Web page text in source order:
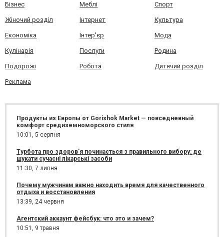
Бізнес Меблі Спорт
Жіночий розділ Інтернет Культура
Економіка Інтер'єр Мода
Кулінарія Послуги Родина
Подорожі Робота Дитячий розділ
Реклама
Продукты из Европы от Gorishok Market — повседневный
комфорт средиземноморского стиля
10:01, 5 серпня
Турбота про здоров’я починається з правильного вибору: де
шукати сучасні лікарські засоби
11:30, 7 липня
Почему мужчинам важно находить время для качественного
отдыха и восстановления
13:39, 24 червня
Агентский аккаунт фейсбук: что это и зачем?
10:51, 9 травня